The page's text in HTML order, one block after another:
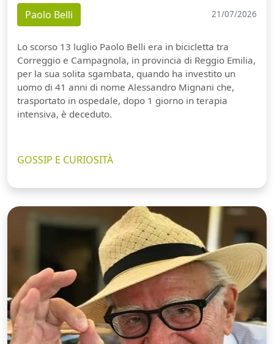
Paolo Belli 21/07/2026
Lo scorso 13 luglio Paolo Belli era in bicicletta tra
Correggio e Campagnola, in provincia di Reggio Emilia,
per la sua solita sgambata, quando ha investito un
uomo di 41 anni di nome Alessandro Mignani che,
trasportato in ospedale, dopo 1 giorno in terapia
intensiva, è deceduto.
GOSSIP E CURIOSITÀ